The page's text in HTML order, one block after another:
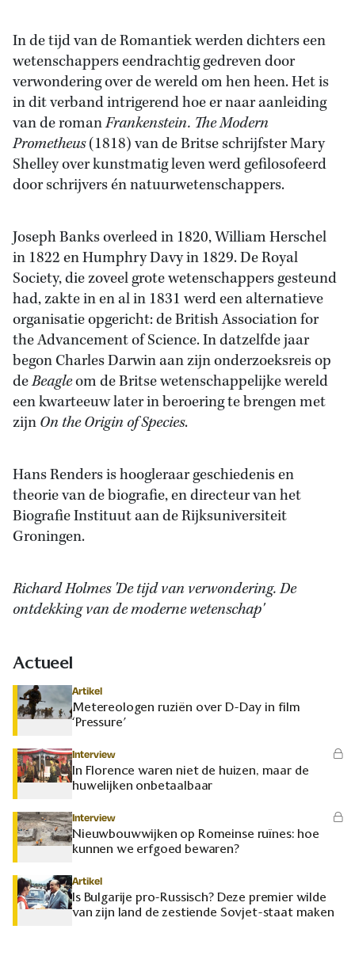
In de tijd van de Romantiek werden dichters een
wetenschappers eendrachtig gedreven door
verwondering over de wereld om hen heen. Het is
in dit verband intrigerend hoe er naar aanleiding
van de romanFrankenstein. The Modern
Prometheus(1818) van de Britse schrijfster Mary
Shelley over kunstmatig leven werd gefilosofeerd
door schrijvers én natuurwetenschappers.
Joseph Banks overleed in 1820, William Herschel
in 1822 en Humphry Davy in 1829. De Royal
Society, die zoveel grote wetenschappers gesteund
had, zakte in en al in 1831 werd een alternatieve
organisatie opgericht: de British Association for
the Advancement of Science. In datzelfde jaar
begon Charles Darwin aan zijn onderzoeksreis op
deBeagleom de Britse wetenschappelijke wereld
een kwarteeuw later in beroering te brengen met
zijnOn the Origin of Species.
Hans Renders is hoogleraar geschiedenis en
theorie van de biografie, en directeur van het
Biografie Instituut aan de Rijksuniversiteit
Groningen.
Richard Holmes 'De tijd van verwondering. De
ontdekking van de moderne wetenschap'
Actueel
Artikel
Metereologen ruziën over D-Day in film
‘Pressure’
Interview
In Florence waren niet de huizen, maar de
huwelijken onbetaalbaar
Interview
Nieuwbouwwijken op Romeinse ruïnes: hoe
kunnen we erfgoed bewaren?
Artikel
Is Bulgarije pro-Russisch? Deze premier wilde
van zijn land de zestiende Sovjet-staat maken